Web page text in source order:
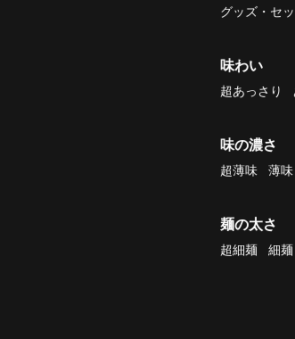
グッズ・セ
味わい
超あっさり
味の濃さ
超薄味 薄味
麺の太さ
超細麺 細麺